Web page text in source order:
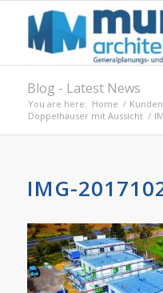
Blog - Latest News
You are here: Home /
Doppelhäuser mit Aussicht /
IMG-